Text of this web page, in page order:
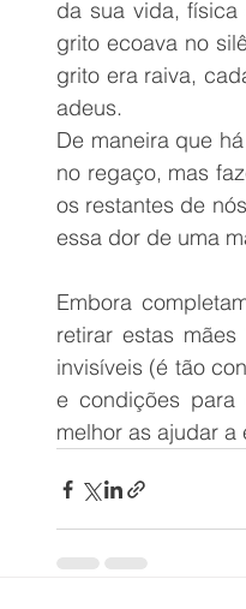
da sua vida,
grito ecoava no
grito era raiva,
adeus.
De maneira que
no regaço, mas
os restantes de
essa dor de uma
Embora
retirar estas
invisíveis (é tão
e condições
melhor as ajudar